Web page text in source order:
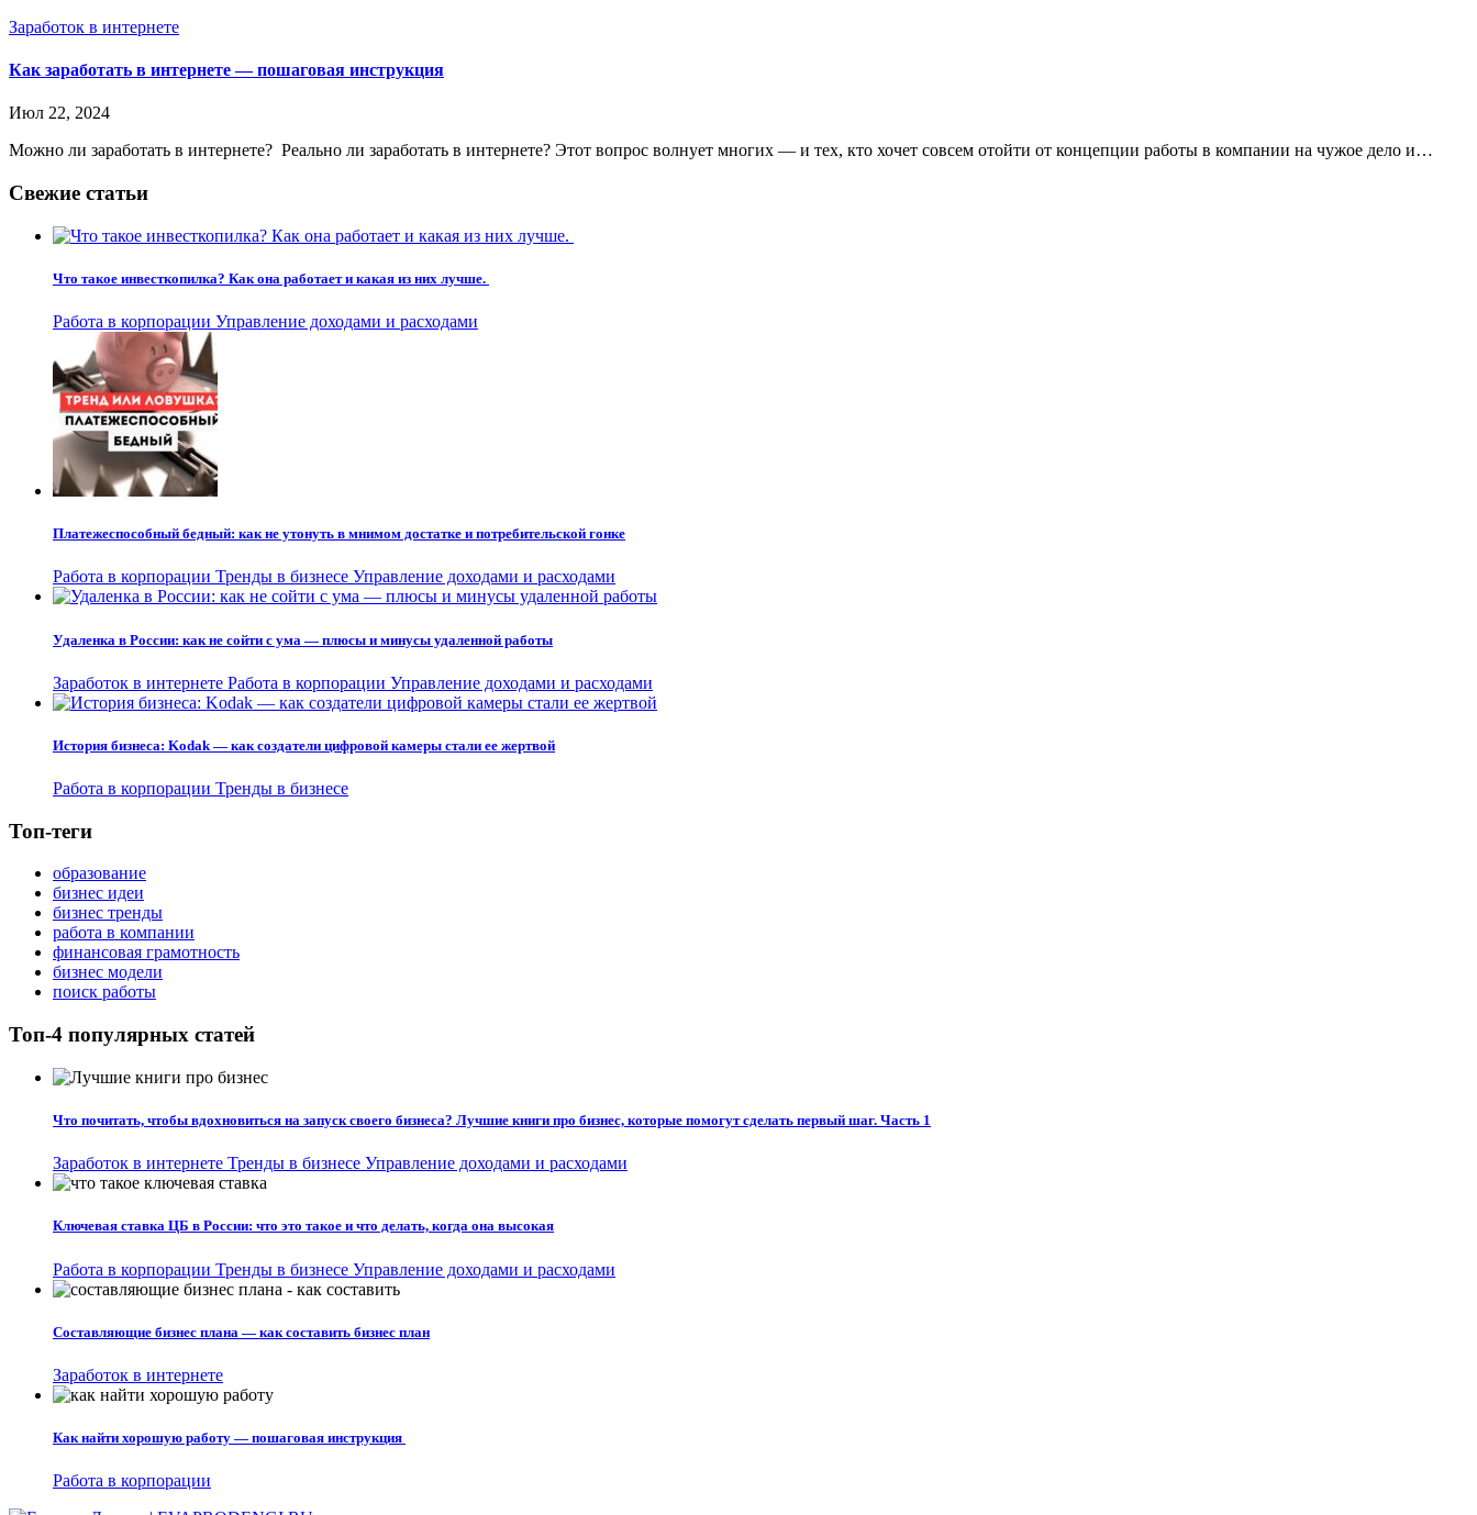
Заработок в интернете
Как заработать в интернете — пошаговая инструкция
Июл 22, 2024
Можно ли заработать в интернете? Реально ли заработать в интернете? Этот вопрос волнует многих — и тех, кто хочет совсем отойти от концепции работы в компании на чужое дело и…
Свежие статьи
Что такое инвесткопилка? Как она работает и какая из них лучше.
Работа в корпорации Управление доходами и расходами
Платежеспособный бедный: как не утонуть в мнимом достатке и потребительской гонке
Работа в корпорации Тренды в бизнесе Управление доходами и расходами
Удаленка в России: как не сойти с ума — плюсы и минусы удаленной работы
Заработок в интернете Работа в корпорации Управление доходами и расходами
История бизнеса: Kodak — как создатели цифровой камеры стали ее жертвой
Работа в корпорации Тренды в бизнесе
Топ-теги
образование
бизнес идеи
бизнес тренды
работа в компании
финансовая грамотность
бизнес модели
поиск работы
Топ-4 популярных статей
Что почитать, чтобы вдохновиться на запуск своего бизнеса? Лучшие книги про бизнес, которые помогут сделать первый шаг. Часть 1
Заработок в интернете Тренды в бизнесе Управление доходами и расходами
Ключевая ставка ЦБ в России: что это такое и что делать, когда она высокая
Работа в корпорации Тренды в бизнесе Управление доходами и расходами
Составляющие бизнес плана — как составить бизнес план
Заработок в интернете
Как найти хорошую работу — пошаговая инструкция
Работа в корпорации